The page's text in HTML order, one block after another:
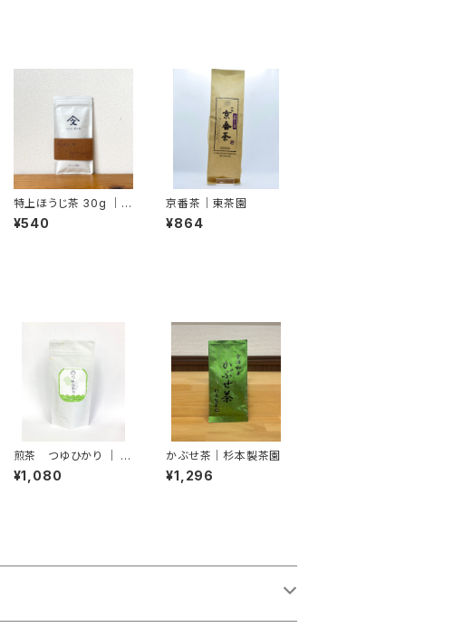
特上ほうじ茶 30g ｜
上香園
¥540
京番茶｜東茶園
¥864
煎茶 つゆひかり ｜ 上
嶋爽禄園
¥1,080
かぶせ茶｜杉本製茶園
¥1,296